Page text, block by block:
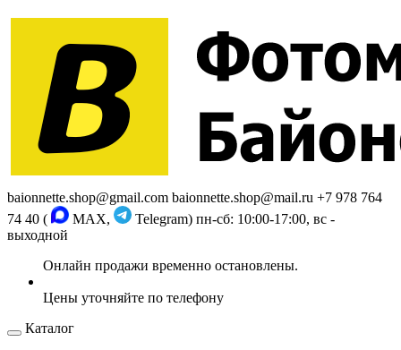
baionnette.shop@gmail.com baionnette.shop@mail.ru +7 978 764
74 40 (
MAX, Telegram) пн-сб: 10:00-17:00, вс -
выходной
Каталог